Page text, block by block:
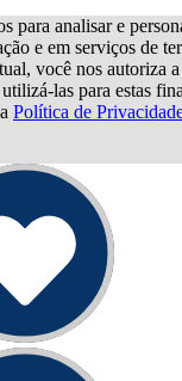
para analisar e
e em serviços de
você nos autoriza
las para estas
Política de